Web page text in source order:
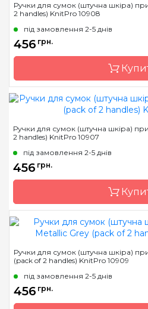
Країна виробник
Ручки для сумок (штучна шкіра)
2 handles) KnitPro 10908
під замовлення 2-5 днів
456 грн.
Країна виробник
Ручки для сумок (штучна шкіра)
2 handles) KnitPro 10907
під замовлення 2-5 днів
456 грн.
Країна виробник
Ручки для сумок (штучна шкіра)
(pack of 2 handles) KnitPro 10909
під замовлення 2-5 днів
456 грн.